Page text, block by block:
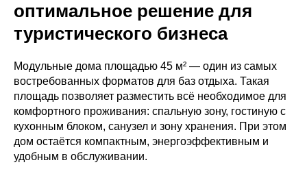
оптимальное решение для
туристического бизнеса
Модульные дома площадью 45 м² — один из самых
востребованных форматов для баз отдыха. Такая
площадь позволяет разместить всё необходимое для
комфортного проживания: спальную зону, гостиную с
кухонным блоком, санузел и зону хранения. При этом
дом остаётся компактным, энергоэффективным и
удобным в обслуживании.